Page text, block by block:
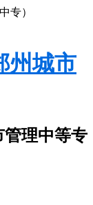
专）
州城市
理中等专